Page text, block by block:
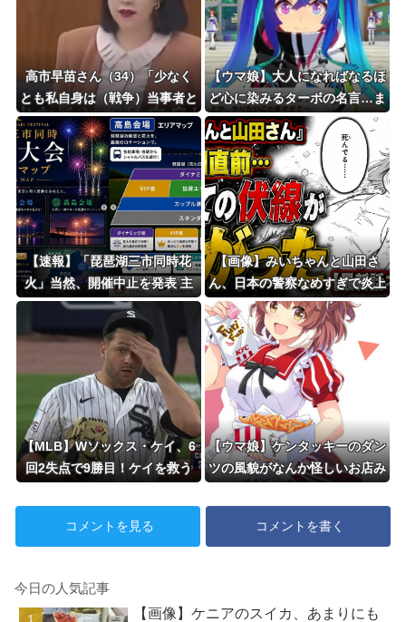
高市早苗さん（34）「少なく
とも私自身は（戦争）当事者と
はいえない世代ですから、反省
なんかしておりませんし、反省
を求められるいわれもないと思
っております」
【ウマ娘】大人になればなるほ
ど心に染みるターボの名言…ま
た明日も遊ぼうな…
【速報】「琵琶湖三市同時花
火」当然、開催中止を発表 主
催「今後案内するので個別返信
できません」返金明言なく今後
ご案内で終わる
【画像】みいちゃんと山田さ
ん、日本の警察なめすぎで炎上
ｗｗｗｗwｗｗｗｗｗｗｗｗｗ
【MLB】Wソックス・ケイ、6
回2失点で9勝目！ケイを救う
【ウマ娘】ケンタッキーのダン
ツの風貌がなんか怪しいお店み
コメントを見る コメントを書く
今日の人気記事
【画像】ケニアのスイカ、あまりにも